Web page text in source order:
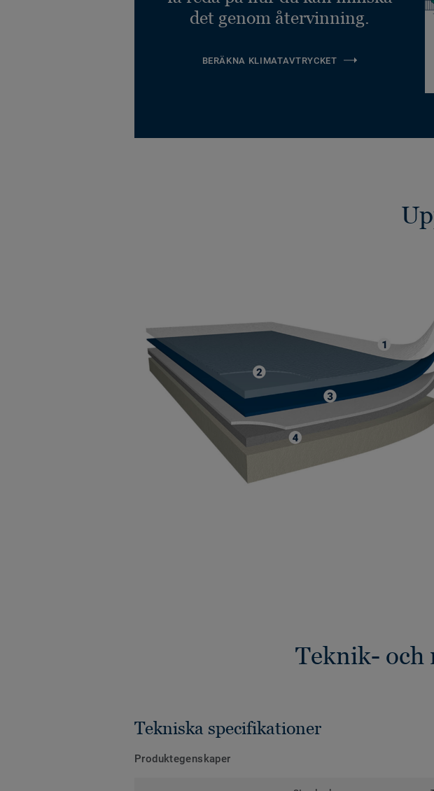
det genom återvinning.
BERÄKNA KLIMATAVTRYCKET
Teknik- och
Tekniska specifikationer
Produktegenskaper